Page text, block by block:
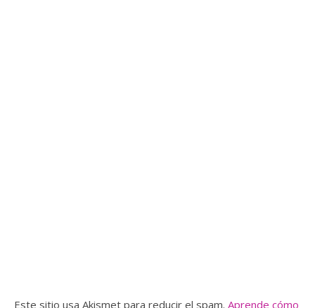
Este sitio usa Akismet para reducir el spam. Aprende cómo